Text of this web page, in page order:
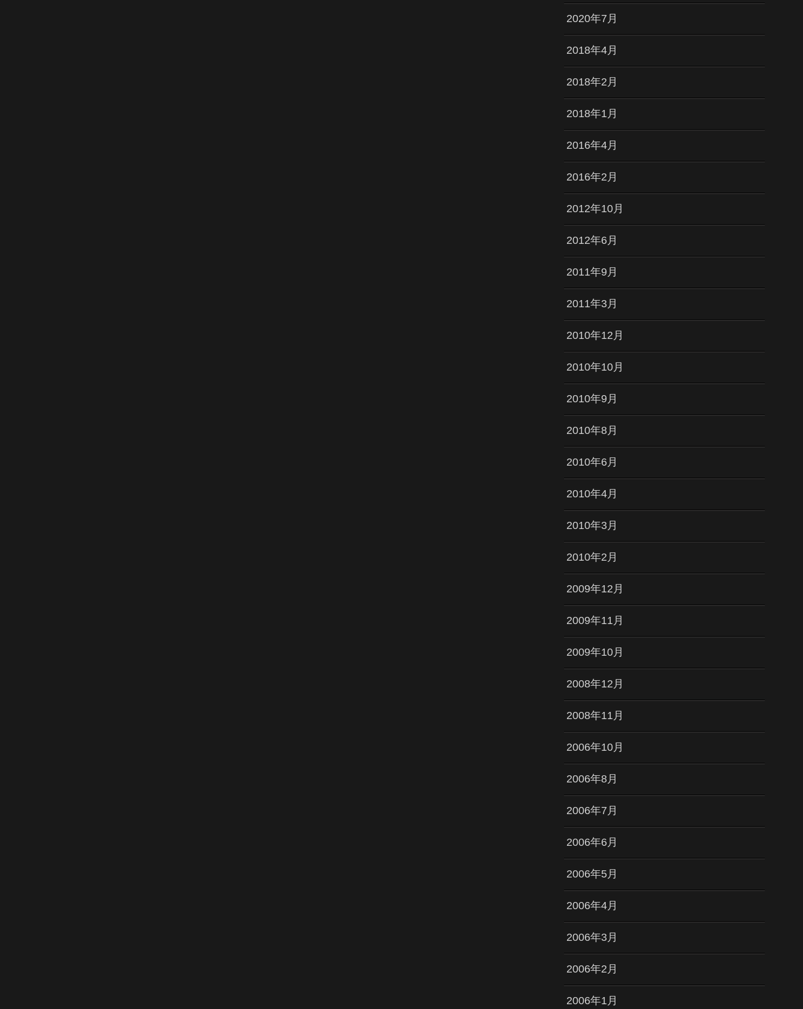
2020年7月
2018年4月
2018年2月
2018年1月
2016年4月
2016年2月
2012年10月
2012年6月
2011年9月
2011年3月
2010年12月
2010年10月
2010年9月
2010年8月
2010年6月
2010年4月
2010年3月
2010年2月
2009年12月
2009年11月
2009年10月
2008年12月
2008年11月
2006年10月
2006年8月
2006年7月
2006年6月
2006年5月
2006年4月
2006年3月
2006年2月
2006年1月